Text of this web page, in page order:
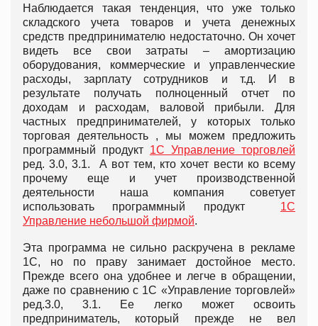
Наблюдается такая тенденция, что уже только
складского учета товаров и учета денежных
средств предпринимателю недостаточно. Он хочет
видеть все свои затраты – амортизацию
оборудования, коммерческие и управленческие
расходы, зарплату сотрудников и т.д. И в
результате получать полноценный отчет по
доходам и расходам, валовой прибыли. Для
частных предпринимателей, у которых только
торговая деятельность , мы можем предложить
программный продукт 1С Управление торговлей
ред. 3.0, 3.1. А вот тем, кто хочет вести ко всему
прочему еще и учет производственной
деятельности наша компания советует
использовать программный продукт 1С
Управление небольшой фирмой.
Эта программа не сильно раскручена в рекламе
1С, но по праву занимает достойное место.
Прежде всего она удобнее и легче в обращении,
даже по сравнению с 1С «Управление торговлей»
ред.3.0, 3.1. Ее легко может освоить
предприниматель, который прежде не вел